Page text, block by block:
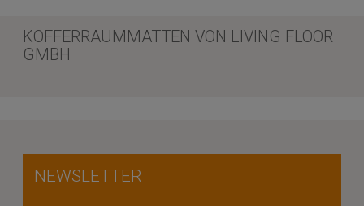
KOFFERRAUMMATTEN VON LIVING FLOOR
GMBH
NEWSLETTER